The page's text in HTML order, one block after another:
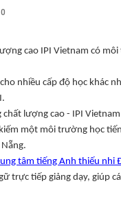
0
cao IPI Vietnam có
nhiều cấp độ học khác
lượng cao - IPI Vietnam
một môi trường học
tâm tiếng Anh thiếu nhi
trực tiếp giảng dạy, giúp